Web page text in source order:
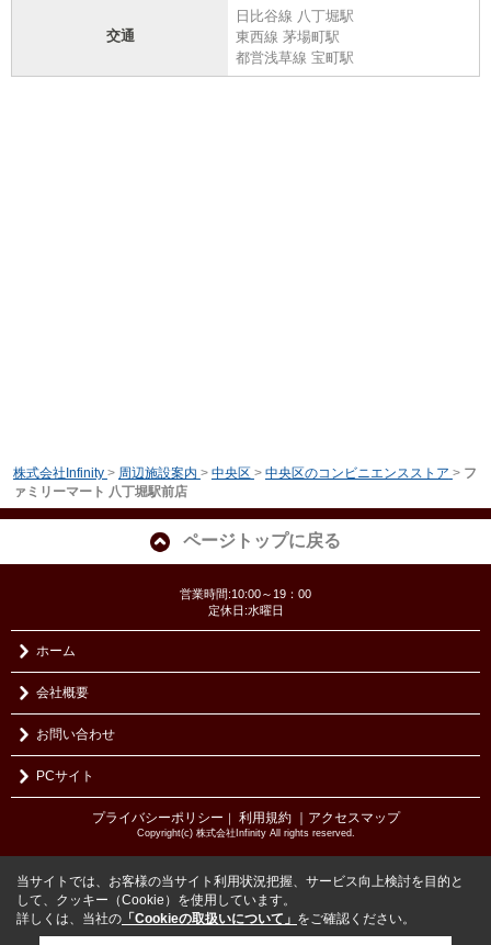
交通
日比谷線 八丁堀駅
東西線 茅場町駅
都営浅草線 宝町駅
株式会社Infinity > 周辺施設案内 > 中央区 > 中央区のコンビニエンスストア > フ
ァミリーマート 八丁堀駅前店
ページトップに戻る
営業時間:10:00～19：00
定休日:水曜日
ホーム
会社概要
お問い合わせ
PCサイト
プライバシーポリシー ｜ 利用規約 ｜アクセスマップ
Copyright(c) 株式会社Infinity All rights reserved.
当サイトでは、お客様の当サイト利用状況把握、サービス向上検討を目的と
して、クッキー（Cookie）を使用しています。
詳しくは、当社の 「Cookieの取扱いについて」 をご確認ください。